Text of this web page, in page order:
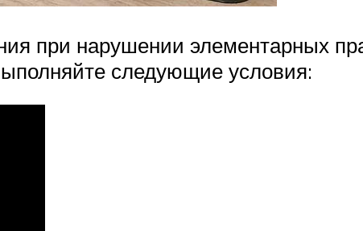
при нарушении элементарных
следующие условия: